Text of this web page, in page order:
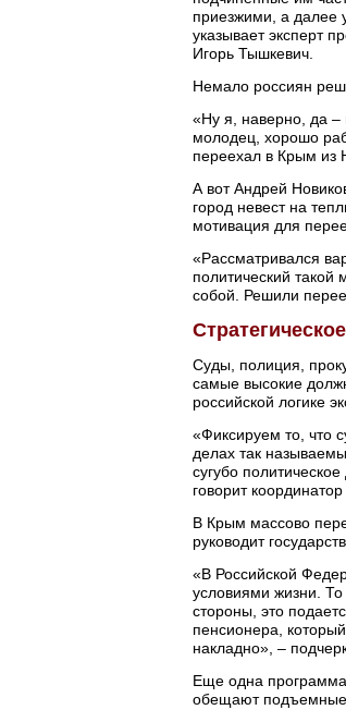
приезжими, а далее
указывает эксперт
Игорь Тышкевич.
Немало россиян
«Ну я, наверно, да –
молодец, хорошо
переехал в Крым из
А вот Андрей
город невест на
мотивация для
«Рассматривался
политический такой
собой. Решили
Суды, полиция,
самые высокие
российской логике
«Фиксируем то, что
делах так
сугубо
говорит
В Крым массово
руководит
«В Российской
условиями жизни.
стороны, это
пенсионера,
накладно», –
Еще одна
обещают подъемные